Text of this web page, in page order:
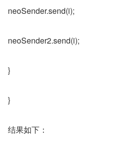
neoSender.send(i);
neoSender2.send(i);
}
}
结果如下：